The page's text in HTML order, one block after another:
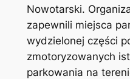
Nowotarski.
zapewnili miejsca
wydzielonej części
zmotoryzowanych
parkowania na